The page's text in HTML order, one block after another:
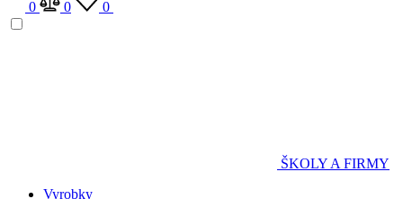
0
0 0
ŠKOLY A FIRMY
Vyrobky